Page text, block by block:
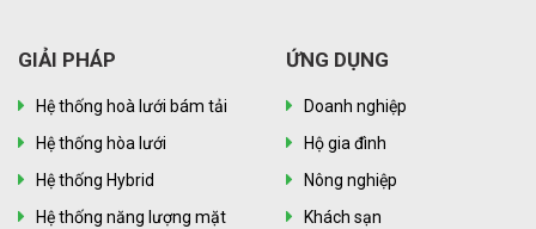
GIẢI PHÁP
Hệ thống hoà lưới bám tải
Hệ thống hòa lưới
Hệ thống Hybrid
Hệ thống năng lượng mặt
ỨNG DỤNG
Doanh nghiệp
Hộ gia đình
Nông nghiệp
Khách sạn